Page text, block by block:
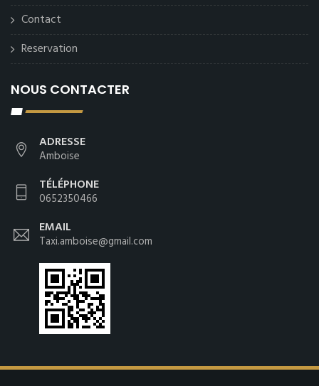
Contact
Reservation
NOUS CONTACTER
ADRESSE
Amboise
TÉLÉPHONE
0652350466
EMAIL
Taxi.amboise@gmail.com